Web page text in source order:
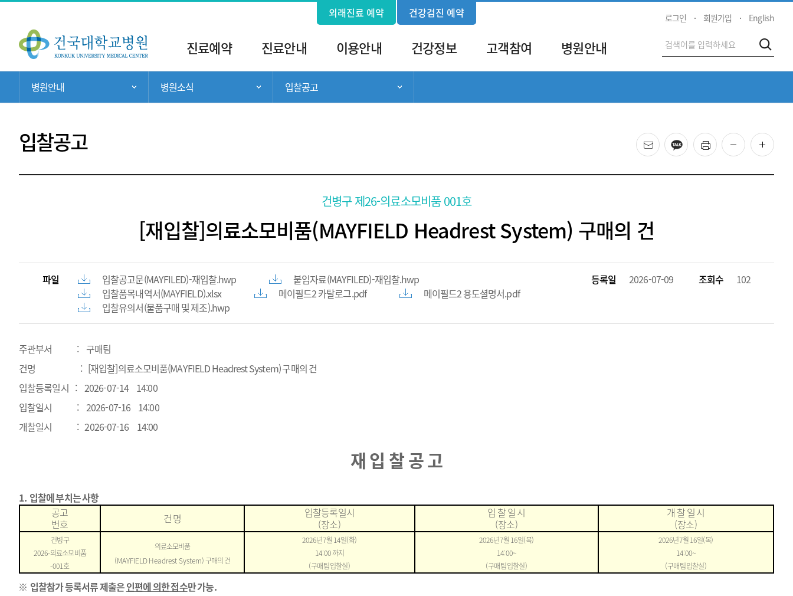
외래진료 예약 건강검진 예약 로그인 회원가입 English
진료예약 진료안내 이용안내 건강정보 고객참여 병원안내
전
체
검
위
병원안내 주 메뉴 목록 열기
병원소식 서브 메뉴 목록 열기
입찰공고
메일 카카오 프린트 화면 축소화면
입찰공고
건병구 제26-의료소모비품 001호
[재입찰]의료소모비품(MAYFIELD Headrest System) 구매의 건
파일 입찰공고문(MAYFILED)-재입찰.hwp
붙임자료(MAYFILED)-재입찰.hwp
입찰품목내역서(MAYFIELD).xlsx
메이필드2 카탈로그.pdf
메이필드2 용도셜명서.pdf
입찰유의서(물품구매 및 제조).hwp
등록일 2026-07-09 조회수 102
주관부서 : 구매팀
건명 : [재입찰]의료소모비품(MAYFIELD Headrest System) 구매의 건
입찰등록일시 : 2026-07-14 14:00
입찰일시 : 2026-07-16 14:00
개찰일시 : 2026-07-16 14:00
재 입 찰 공 고
1. 입찰에 부치는 사항
공고
번호
건 명
입찰등록일시
(장소)
입 찰 일 시
(장소)
개 찰 일 시
(장소)
건병구
2026-의료소모비품
-001호
의료소모비품
(MAYFIELD Headrest System)구매의 건
2026년7월14일(화)
14:00까지
(구매팀 입찰실)
2026년7월16일(목)
14:00~
(구매팀 입찰실)
2026년7월16일(목)
14:00~
(구매팀 입찰실)
※ 입찰참가 등록서류 제출은인편에 의한 접수만 가능.